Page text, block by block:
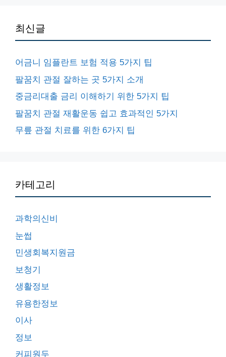
최신글
어금니 임플란트 보험 적용 5가지 팁
팔꿈치 관절 잘하는 곳 5가지 소개
중금리대출 금리 이해하기 위한 5가지 팁
팔꿈치 관절 재활운동 쉽고 효과적인 5가지
무릎 관절 치료를 위한 6가지 팁
카테고리
과학의신비
눈썹
민생회복지원금
보청기
생활정보
유용한정보
이사
정보
커피원두